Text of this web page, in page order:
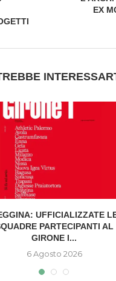
EX
UFFICIALIZZATE
PARTECIPANTI AL
GIRONE I...
6 Agosto 2026